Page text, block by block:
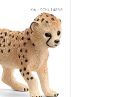
Kód:SCHL14866